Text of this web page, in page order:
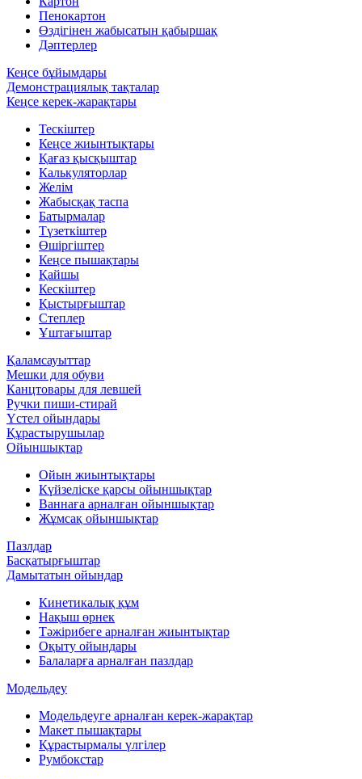
Пенокартон
Өздігінен жабысатын қабыршақ
Дәптерлер
Кеңсе бұйымдары
Демонстрациялық тақталар
Кеңсе керек-жарақтары
Тескіштер
Кеңсе жиынтықтары
Қағаз қысқыштар
Калькуляторлар
Желім
Жабысқақ таспа
Батырмалар
Түзеткіштер
Өшіргіштер
Кеңсе пышақтары
Қайшы
Кескіштер
Қыстырғыштар
Степлер
Ұштағыштар
Қаламсауыттар
Мешки для обуви
Канцтовары для левшей
Ручки пиши-стирай
Үстел ойындары
Құрастырушылар
Ойыншықтар
Ойын жиынтықтары
Күйзеліске қарсы ойыншықтар
Ваннаға арналған ойыншықтар
Жұмсақ ойыншықтар
Пазлдар
Басқатырғыштар
Дамытатын ойындар
Кинетикалық құм
Нақыш өрнек
Тәжірибеге арналған жиынтықтар
Оқыту ойындары
Балаларға арналған пазлдар
Модельдеу
Модельдеуге арналған керек-жарақтар
Макет пышақтары
Құрастырмалы үлгілер
Румбокстар